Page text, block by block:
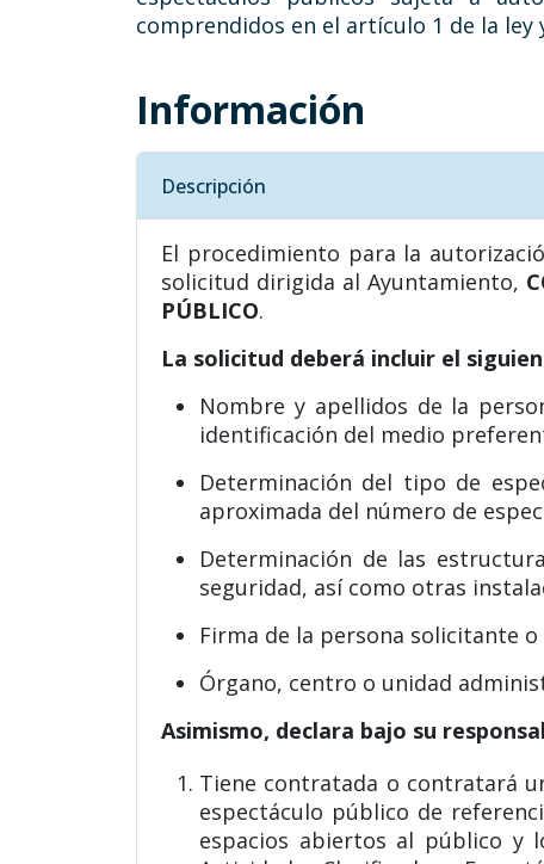
comprendidos en el artículo 1 de la ley
Información
Descripción
El procedimiento para la
solicitud dirigida al Ayuntamiento,
PÚBLICO.
La solicitud deberá incluir el
Nombre y apellidos de la
identificación del medio
Determinación del tipo de
aproximada del número de
Determinación de las
seguridad, así como otras
Firma de la persona solicitante
Órgano, centro o unidad
Asimismo, declara bajo su
Tiene contratada o contratará
espectáculo público de
espacios abiertos al público y